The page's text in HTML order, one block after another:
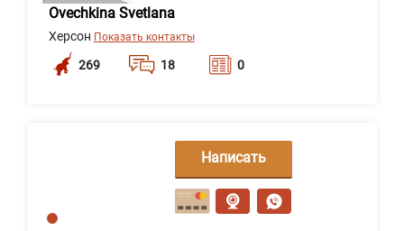
Ovechkina Svetlana
Херсон Показать контакты
269 18 0
Написать
сообщение